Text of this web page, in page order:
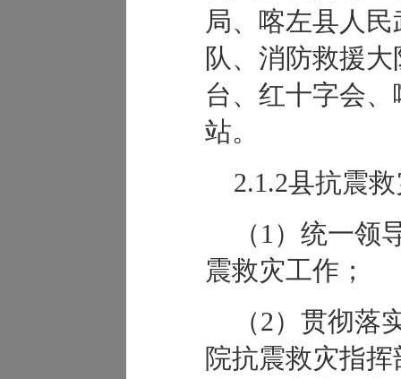
局、喀左县人
队、消防救援
台、红十字会
站。
2.1.2县抗震
（1）统一领
震救灾工作；
（2）贯彻落
院抗震救灾指